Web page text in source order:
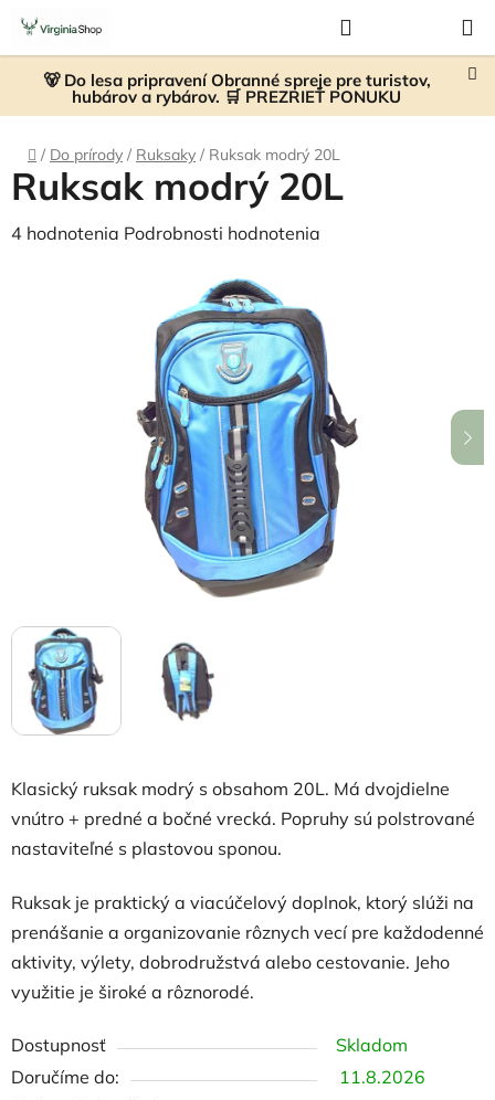
Prejsť
obsah
🐻 Do lesa pripravení Obranné spreje pre turistov,
hubárov a rybárov. 🛒 PREZRIEŤ PONUKU
KOŠÍK
Domov
/ Do prírody / Ruksaky / Ruksak modrý 20L
Klasický ruksak modrý s obsahom 20L. Má dvojdielne
vnútro + predné a bočné vrecká. Popruhy sú polstrované
nastaviteľné s plastovou sponou.
Ruksak je praktický a viacúčelový doplnok, ktorý slúži na
prenášanie a organizovanie rôznych vecí pre každodenné
aktivity, výlety, dobrodružstvá alebo cestovanie. Jeho
využitie je široké a rôznorodé.
Dostupnosť
Skladom
11.8.2026
Ruksak modrý 20L
Priemerné
4 hodnotenia Podrobnosti hodnotenia